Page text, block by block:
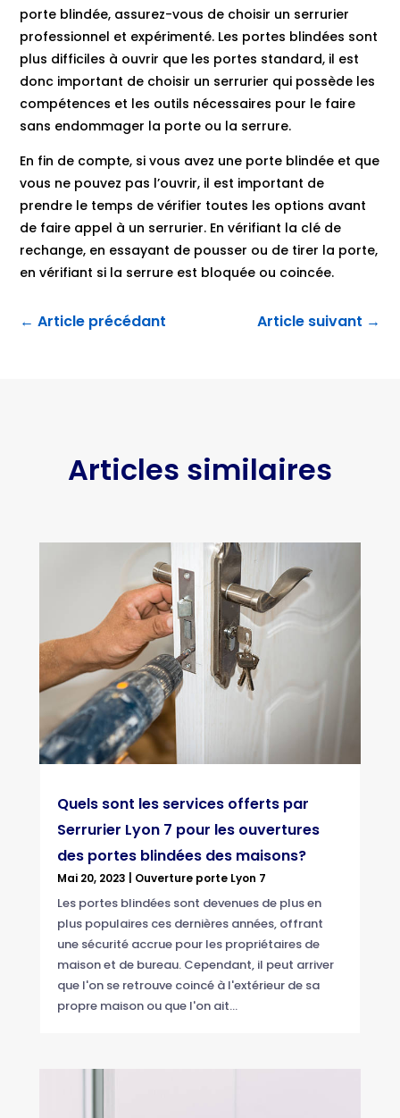
porte blindée, assurez-vous de choisir un serrurier
professionnel et expérimenté. Les portes blindées sont
plus difficiles à ouvrir que les portes standard, il est
donc important de choisir un serrurier qui possède les
compétences et les outils nécessaires pour le faire
sans endommager la porte ou la serrure.
En fin de compte, si vous avez une porte blindée et que
vous ne pouvez pas l’ouvrir, il est important de
prendre le temps de vérifier toutes les options avant
de faire appel à un serrurier. En vérifiant la clé de
rechange, en essayant de pousser ou de tirer la porte,
en vérifiant si la serrure est bloquée ou coincée.
←Article précédant Article suivant →
Articles similaires
Quels sont les services offerts par
Serrurier Lyon 7 pour les ouvertures
des portes blindées des maisons?
Mai 20, 2023 Ouverture porte Lyon 7
Les portes blindées sont devenues de plus en
plus populaires ces dernières années, offrant
une sécurité accrue pour les propriétaires de
maison et de bureau. Cependant, il peut arriver
que l'on se retrouve coincé à l'extérieur de sa
propre maison ou que l'on ait...